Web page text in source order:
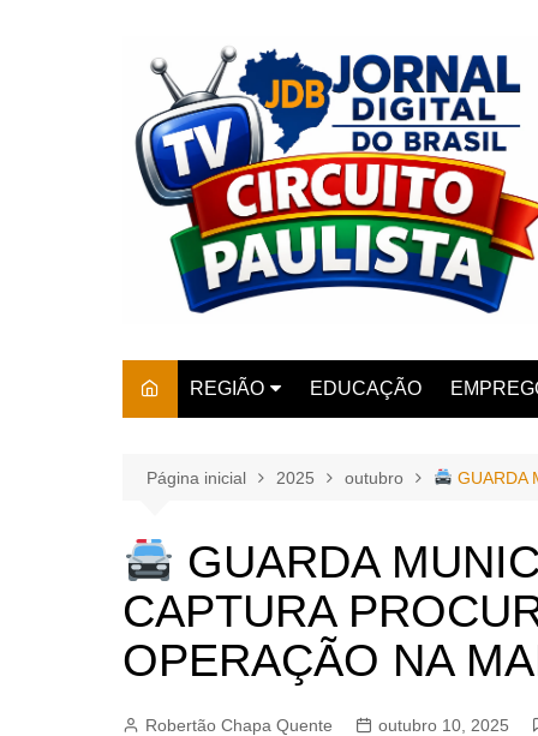
REGIÃO
AMPARO
JUNDIAÍ
EDUCAÇÃO
Página inicial 2025 outubro GUARDA
GUARDA
CAPTURA
OPERAÇÃO NA
Robertão Chapa Quente outubro 10, 2025